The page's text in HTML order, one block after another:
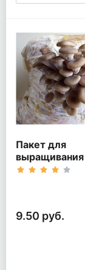
Пакет для
выращивания
9.50 руб.